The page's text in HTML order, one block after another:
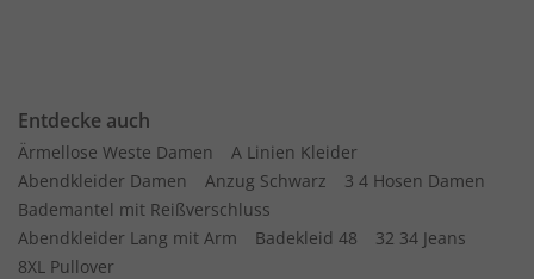
Entdecke auch
Ärmellose Weste Damen
A Linien Kleider
Abendkleider Damen
Anzug Schwarz
3 4 Hosen Damen
Bademantel mit Reißverschluss
Abendkleider Lang mit Arm
Badekleid 48
32 34 Jeans
8XL Pullover